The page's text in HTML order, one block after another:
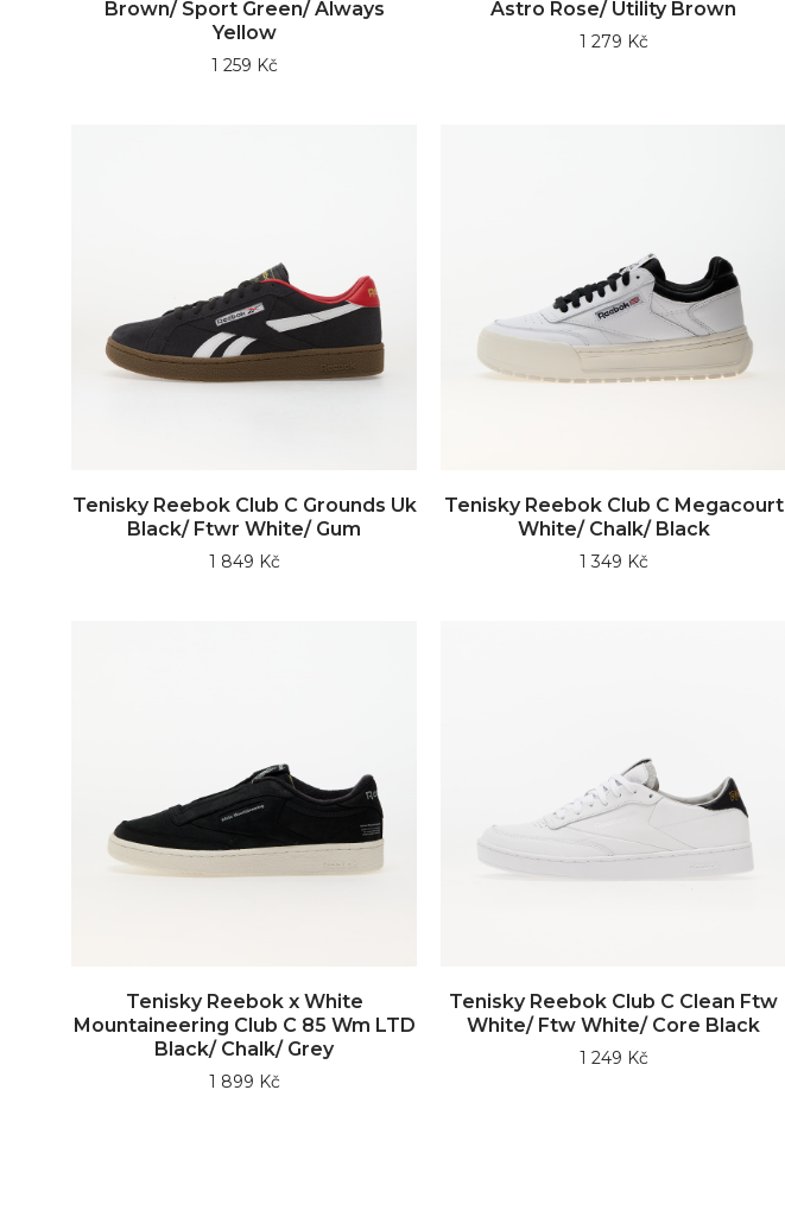
Brown/ Sport Green/ Always
Yellow
1 259 Kč
Astro Rose/ Utility Brown
1 279 Kč
Tenisky Reebok Club C Grounds Uk
Black/ Ftwr White/ Gum
1 849 Kč
Tenisky Reebok Club C Megacourt
White/ Chalk/ Black
1 349 Kč
Tenisky Reebok x White
Mountaineering Club C 85 Wm LTD
Black/ Chalk/ Grey
1 899 Kč
Tenisky Reebok Club C Clean Ftw
White/ Ftw White/ Core Black
1 249 Kč